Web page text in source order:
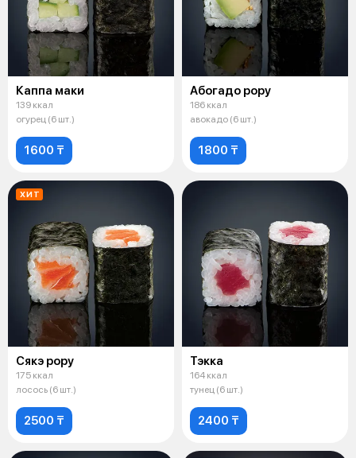
Каппа маки
139 ккал
огурец (6 шт.)
1600 ₸
Абогадо рору
186 ккал
авокадо (6 шт.)
1800 ₸
ХИТ
Сякэ рору
175 ккал
лосось (6 шт.)
2500 ₸
Тэкка
164 ккал
тунец (6 шт.)
2400 ₸